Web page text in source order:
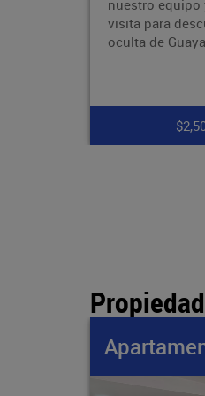
entre la
Guayabal, zona
de crecimiento,